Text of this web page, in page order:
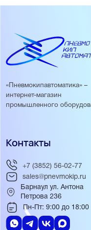
«Пневмокипавтоматика» –
интернет-магазин
промышленного
Контакты
+7 (3852) 56-02-77
sales@pnevmokip.ru
Барнаул ул. Антона
Петрова 236
Пн-Пт: 9:00 до 18:00